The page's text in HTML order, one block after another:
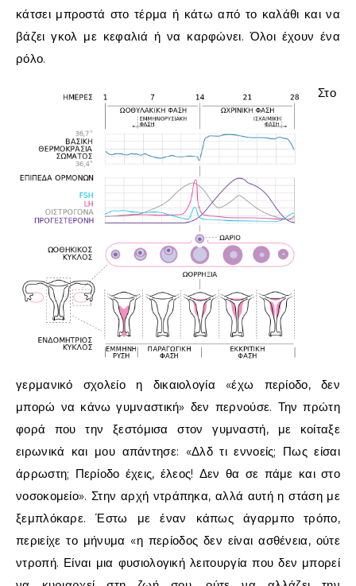
κάτσει μπροστά στο τέρμα ή κάτω από το καλάθι και να
βάζει γκολ με κεφαλιά ή να καρφώνει. Όλοι έχουν ένα
ρόλο.
Στο
γερμανικό σχολείο η δικαιολογία «έχω περίοδο, δεν
μπορώ να κάνω γυμναστική» δεν περνούσε. Την πρώτη
φορά που την ξεστόμισα στον γυμναστή, με κοίταξε
ειρωνικά και μου απάντησε: «Δλδ τι εννοείς; Πως είσαι
άρρωστη; Περίοδο έχεις, έλεος! Δεν θα σε πάμε και στο
νοσοκομείο». Στην αρχή ντράπηκα, αλλά αυτή η στάση με
ξεμπλόκαρε. Έστω με έναν κάπως άγαρμπο τρόπο,
περιείχε το μήνυμα «η περίοδος δεν είναι ασθένεια, ούτε
ντροπή. Είναι μια φυσιολογική λειτουργία που δεν μπορεί